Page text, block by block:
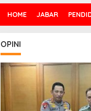
HOME JABAR
OPINI